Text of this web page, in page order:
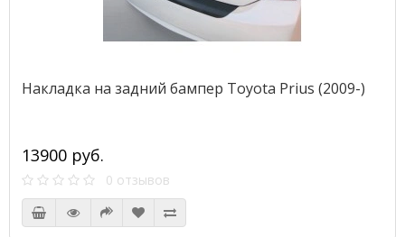
Накладка на задний бампер Toyota Prius (2009-)
13900 руб.
0 отзывов